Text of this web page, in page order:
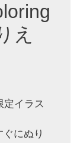
え
定イラス
にぬり